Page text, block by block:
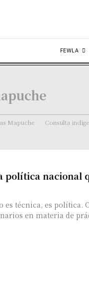
FEWLA
Mapuche Consulta
política nacional
técnica, es política.
en materia de